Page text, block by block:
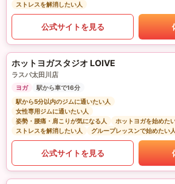
ストレスを解消したい人
公式サイトを見る
ホットヨガスタジオ LOIVE
ラスパ太田川店
ヨガ
駅から車で16分
駅から5分以内のジムに通いたい人
女性専用ジムに通いたい人
姿勢・腰痛・肩こりが気になる人
ホットヨガを始めた
ストレスを解消したい人
グループレッスンで始めたい人
公式サイトを見る